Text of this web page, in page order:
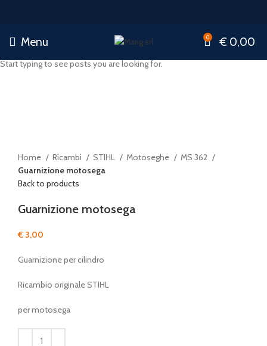
Menu 0 € 0,00
Home Ricambi STIHL Motoseghe
MS 362
Guarnizione motosega
Back to products
Guarnizione motosega
€ 3,00
Guarnizione per cilindro
Ricambio originale STIHL
per motosega
Start typing to see posts you are looking for.